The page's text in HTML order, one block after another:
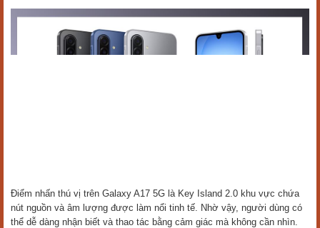
Điểm nhấn thú vị trên Galaxy A17 5G là Key Island 2.0 khu vực chứa
nút nguồn và âm lượng được làm nổi tinh tế. Nhờ vậy, người dùng có
thể dễ dàng nhận biết và thao tác bằng cảm giác mà không cần nhìn.